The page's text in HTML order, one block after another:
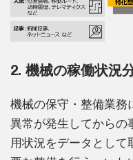
2. 機械の稼働状況
機械の保守・整備業務
異常が発生してからの
用状況をデータとし